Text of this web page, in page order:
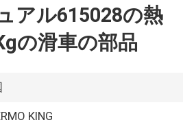
アル615028の熱
の滑車の部品
KING